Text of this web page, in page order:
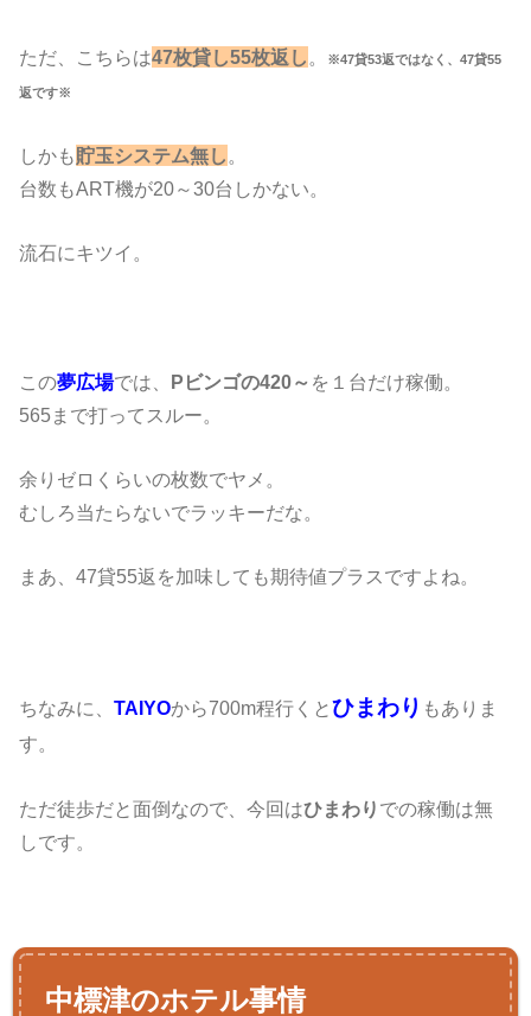
ただ、こちらは47枚貸し55枚返し 。 ※47貸53返ではなく、47貸55
返です※
しかも貯玉システム無し 。
台数もART機が20～30台しかない。
流石にキツイ。
この夢広場では、 Pビンゴの420～ を１台だけ稼働。
565まで打ってスルー。
余りゼロくらいの枚数でヤメ。
むしろ当たらないでラッキーだな。
まあ、47貸55返を加味しても期待値プラスですよね。
ちなみに、TAIYOから700m程行くとひまわり もありま
す。
ただ徒歩だと面倒なので、今回はひまわり での稼働は無
しです。
中標津のホテル事情